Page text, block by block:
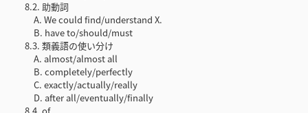
8.2. 助動詞
A. We could find/understand X.
B. have to/should/must
8.3. 類義語の使い分け
A. almost/almost all
B. completely/perfectly
C. exactly/actually/really
D. after all/eventually/finally